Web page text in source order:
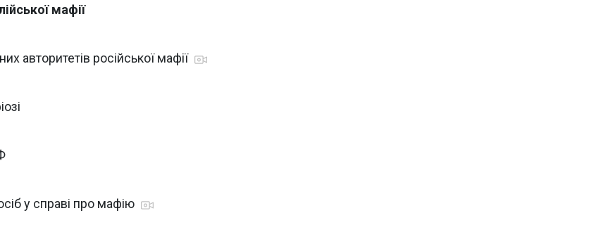
мафії
авторитетів російської мафії
у справі про мафію